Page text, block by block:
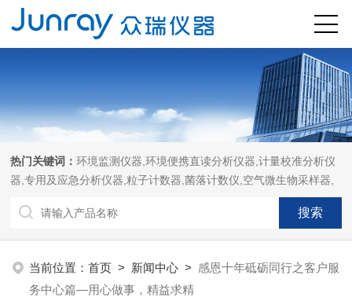
热门关键词：环境监测仪器,环境便携直读分析仪器,计量校准分析仪
器,专用及应急分析仪器,粒子计数器,菌落计数仪,空气微生物采样器,
当前位置：首页 > 新闻中心 > 感恩十年砥砺同行之客户服
务中心篇—用心做事，精益求精